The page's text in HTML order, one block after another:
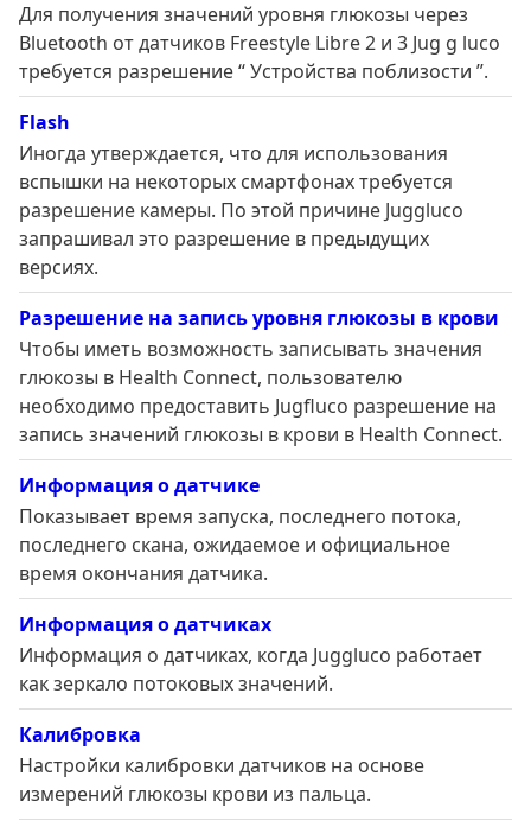
Для получения значений уровня глюкозы через
Bluetooth от датчиков Freestyle Libre 2 и 3 Jug g luco
требуется разрешение “ Устройства поблизости ”.
Flash
Иногда утверждается, что для использования
вспышки на некоторых смартфонах требуется
разрешение камеры. По этой причине Juggluco
запрашивал это разрешение в предыдущих
версиях.
Разрешение на запись уровня глюкозы в крови
Чтобы иметь возможность записывать значения
глюкозы в Health Connect, пользователю
необходимо предоставить Jugfluco разрешение на
запись значений глюкозы в крови в Health Connect.
Информация о датчике
Показывает время запуска, последнего потока,
последнего скана, ожидаемое и официальное
время окончания датчика.
Информация о датчиках
Информация о датчиках, когда Juggluco работает
как зеркало потоковых значений.
Калибровка
Настройки калибровки датчиков на основе
измерений глюкозы крови из пальца.